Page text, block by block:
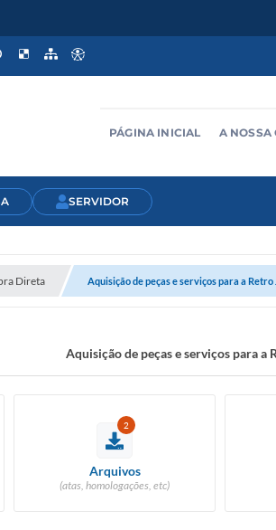
PÁGINA INICIAL A NOSSA
SERVIDOR
Direta Aquisição de peças e serviços para a
Aquisição de peças e serviços para a
2
Arquivos
(atas, homologações, etc)